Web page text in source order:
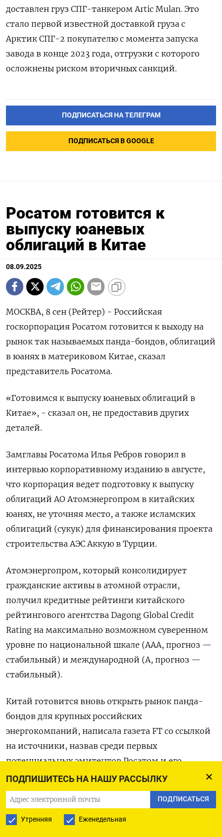
ПОДПИШИТЕСЬ НА НАШУ РАССЫЛКУ
ПОДПИСАТЬСЯ
Утренняя Еженедельная
доставлен груз СПГ-танкером Artic Mulan. Это
стало первой известной доставкой груза с
Арктик СПГ-2 покупателю с момента запуска
завода в конце 2023 года, отгрузки с которого
осложнены риском вторичных санкций.
ПОДПИСАТЬСЯ НА ТЕЛЕГРАМ
ПОДПИСАТЬСЯ В GOOGLE
Росатом готовится к
выпуску юаневых
облигаций в Китае
08.09.2025
МОСКВА, 8 сен (Рейтер) - Российская
госкорпорация Росатом готовится к выходу на
рынок так называемых панда-бондов, облигаций
в юанях в материковом Китае, сказал
представитель Росатома.
«Готовимся к выпуску юаневых облигаций в
Китае», - сказал он, не предоставив других
деталей.
Замглавы Росатома Илья Ребров говорил в
интервью корпоративному изданию в августе,
что корпорация ведет подготовку к выпуску
облигаций АО Атомэнергопром в китайских
юанях, не уточняя место, а также исламских
облигаций (сукук) для финансирования проекта
строительства АЭС Аккую в Турции.
Атомэнергопром, который консолидирует
гражданские активы в атомной отрасли,
получил кредитные рейтинги китайского
рейтингового агентства Dagong Global Credit
Rating на максимально возможном суверенном
уровне по национальной шкале (ААА, прогноз —
стабильный) и международной (А, прогноз —
стабильный).
Китай готовится вновь открыть рынок панда-
бондов для крупных российских
энергокомпаний, написала газета FT со ссылкой
на источники, назвав среди первых
потенциальных эмитентов Росатом и его
дочерние компании, не попадающие под
западные санкции.
Газпром, который напрямую не помещен под